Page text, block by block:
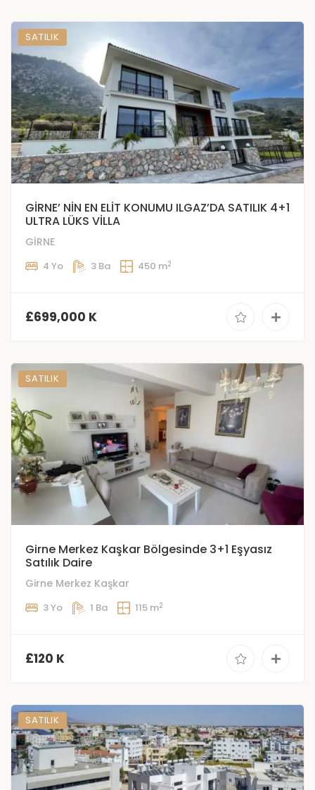
SATILIK
GİRNE’ NİN EN ELİT KONUMU ILGAZ’DA SATILIK 4+1
ULTRA LÜKS VİLLA
GİRNE
4 Yo 3 Ba 450 m2
£699,000 K
SATILIK
Girne Merkez Kaşkar Bölgesinde 3+1 Eşyasız
Satılık Daire
Girne Merkez Kaşkar
3 Yo 1 Ba 115 m2
£120 K
SATILIK